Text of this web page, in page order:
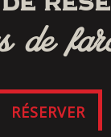
de
RÉSERVER